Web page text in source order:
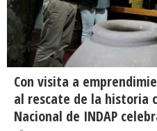
Con visita a
al rescate de la historia
Nacional de INDAP